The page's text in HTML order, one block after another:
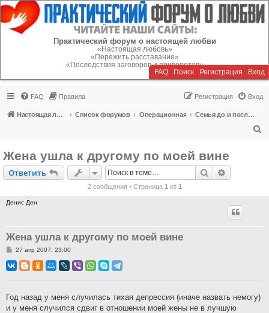
Регистрация
Практический форум о настоящей любви
«Настоящая любовь»
«Пережить расставание»
«Последствия заговоров и приворотов»
FAQ Поиск Регистрация Вход
FAQ Правила Вход
Регистрация
Настоящая любовь Список форумов Операционная
Семья до и после кризиса
Жена ушла к другому по моей вине
Ответить
Ответить Поиск
2 сообщения • Страница 1 из 1
Денис Ден
Жена ушла к другому по моей вине
С
о
б
и
е
27 апр 2007, 23:00
Год назад у меня случилась тихая депрессия (иначе назвать немогу)
и у меня случился сдвиг в отношении моей жены не в лучшую